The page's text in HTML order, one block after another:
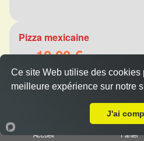
Pizza mexicaine
Dès10.00 €
Base sauce tomate, fromage,
merguez, champignons,
Accueil Panier
Ce site Web utilise des cookies
meilleure expérience sur notre
J'ai